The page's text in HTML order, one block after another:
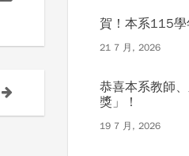
賀！本系115學
21 7 月, 2026
恭喜本系教師
獎」！
19 7 月, 2026